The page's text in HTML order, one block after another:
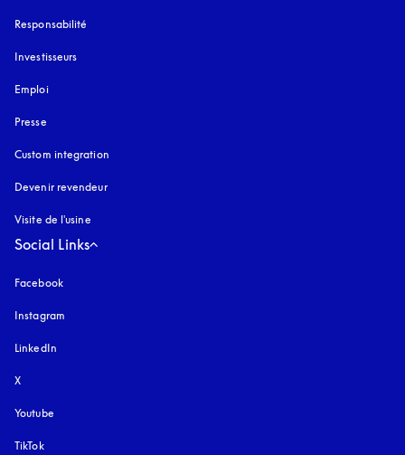
Responsabilité
Investisseurs
Emploi
Presse
Custom integration
Devenir revendeur
Visite de l'usine
Social Links
Facebook
Instagram
LinkedIn
X
Youtube
TikTok